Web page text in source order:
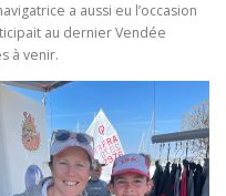
a aussi eu l’occasion
au dernier Vendée
à venir.